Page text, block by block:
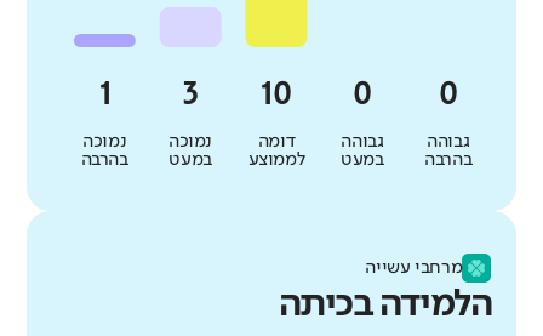
גבוהה
בהרבה
גבוהה
במעט
דומה
לממוצע
נמוכה
במעט
נמוכה
בהרבה
מרחבי עשייה
הלמידה בכיתה